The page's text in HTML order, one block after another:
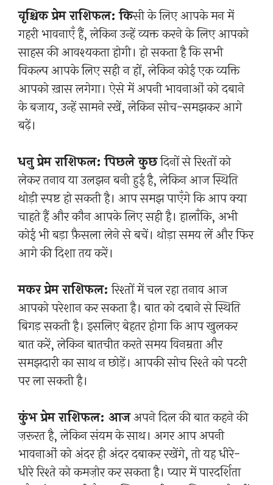
वृश्चिक प्रेम राशिफल: किसी के लिए आपके मन में
गहरी भावनाएँ हैं, लेकिन उन्हें व्यक्त करने के लिए आपको
साहस की आवश्यकता होगी। हो सकता है कि सभी
विकल्प आपके लिए सही न हों, लेकिन कोई एक व्यक्ति
आपको ख़ास लगेगा। ऐसे में अपनी भावनाओं को दबाने
के बजाय, उन्हें सामने रखें, लेकिन सोच-समझकर आगे
बढ़ें।
धनु प्रेम राशिफल: पिछले कुछदिनों से रिश्तों को
लेकर तनाव या उलझन बनी हुई है, लेकिन आज स्थिति
थोड़ी स्पष्ट हो सकती है। आप समझ पाएँगे कि आप क्या
चाहते हैं और कौन आपके लिए सही है। हालाँकि, अभी
कोई भी बड़ा फ़ैसला लेने से बचें। थोड़ा समय लें और फिर
आगे की दिशा तय करें।
मकर प्रेम राशिफल:रिश्तों में चल रहा तनाव आज
आपको परेशान कर सकता है। बात को दबाने से स्थिति
बिगड़ सकती है। इसलिए बेहतर होगा कि आप खुलकर
बात करें, लेकिन बातचीत करते समय विनम्रता और
समझदारी का साथ न छोड़ें। आपकी सोच रिश्ते को पटरी
पर ला सकती है।
कुंभ प्रेम राशिफल: आजअपने दिल की बात कहने की
ज़रूरत है, लेकिन संयम के साथ। अगर आप अपनी
भावनाओं को अंदर ही अंदर दबाकर रखेंगे, तो यह धीरे-
धीरे रिश्ते को कमज़ोर कर सकता है। प्यार में पारदर्शिता